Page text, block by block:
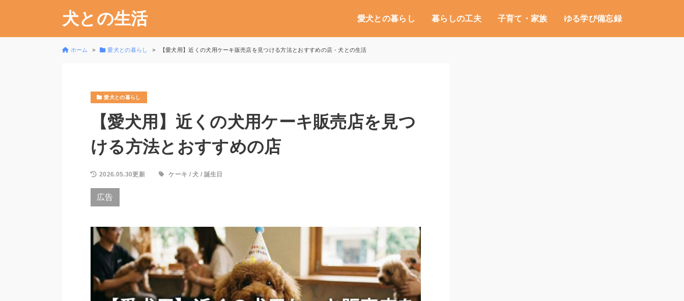
犬との生活 愛犬との暮らし 暮らしの工夫 子育て・家族 ゆる学び備忘録
ホーム 愛犬との暮らし 【愛犬用】近くの犬用ケーキ販売店を見つける方法とおすすめの店 - 犬との生活
愛犬との暮らし
【愛犬用】近くの犬用ケーキ販売店を見つ
ける方法とおすすめの店
2026.05.30更新 ケーキ / 犬 / 誕生日
広告